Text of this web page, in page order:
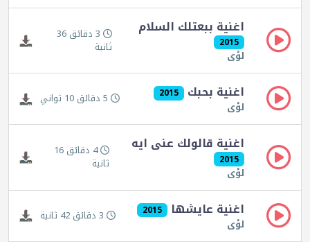
اغنية ببعتلك السلام
2015
لؤى
3 دقائق 36
ثانية
اغنية بحبك 2015
لؤى 5 دقائق 10 ثواني
اغنية قالولك عنى ايه
2015
لؤى
4 دقائق 16
ثانية
اغنية عايشها 2015
لؤى 3 دقائق 42 ثانية